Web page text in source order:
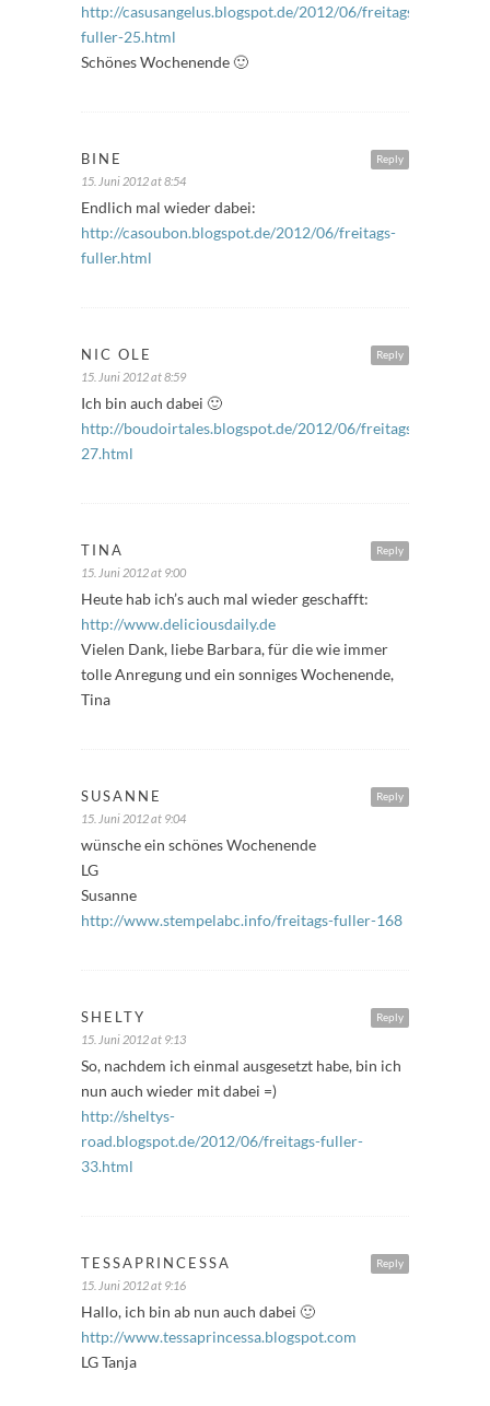
http://casusangelus.blogspot.de/2012/06/freitags-
fuller-25.html
Schönes Wochenende 🙂
Reply
BINE
15. Juni 2012 at 8:54
Endlich mal wieder dabei:
http://casoubon.blogspot.de/2012/06/freitags-
fuller.html
Reply
NIC OLE
15. Juni 2012 at 8:59
Ich bin auch dabei 🙂
http://boudoirtales.blogspot.de/2012/06/freitagsfuller-
27.html
Reply
TINA
15. Juni 2012 at 9:00
Heute hab ich’s auch mal wieder geschafft:
http://www.deliciousdaily.de
Vielen Dank, liebe Barbara, für die wie immer
tolle Anregung und ein sonniges Wochenende,
Tina
Reply
SUSANNE
15. Juni 2012 at 9:04
wünsche ein schönes Wochenende
LG
Susanne
http://www.stempelabc.info/freitags-fuller-168
Reply
SHELTY
15. Juni 2012 at 9:13
So, nachdem ich einmal ausgesetzt habe, bin ich
nun auch wieder mit dabei =)
http://sheltys-
road.blogspot.de/2012/06/freitags-fuller-
33.html
Reply
TESSAPRINCESSA
15. Juni 2012 at 9:16
Hallo, ich bin ab nun auch dabei 🙂
http://www.tessaprincessa.blogspot.com
LG Tanja